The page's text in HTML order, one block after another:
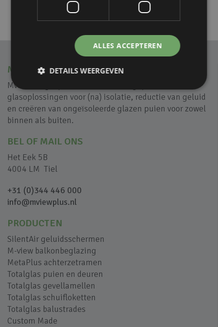
MVIEW+
Mview+ is gespecialiseerd in rank geprofileerde
glasoplossingen voor (na) isolatie, reductie van geluid
en creëren van ongeïsoleerde glazen puien voor zowel
binnen als buiten.
BEL OF MAIL ONS
Het Eek 5B
4004 LM Tiel
+31 (0)344 446 000
info@mviewplus.nl
PRODUCTEN
SilentAir geluidsschermen
M-view balkonbeglazing
MetaPlus achterzetramen
Totalglas puien en deuren
Totalglas gevellamellen
Totalglas schuifloketten
Totalglas balustrades
Custom Made
ALLES ACCEPTEREN
DETAILS WEERGEVEN